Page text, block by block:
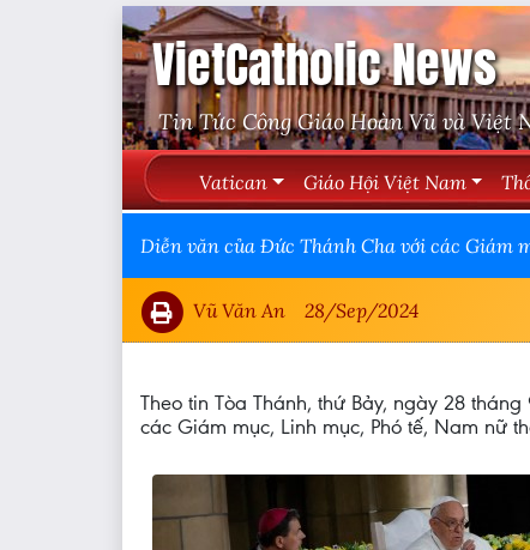
VietCatholic News
Tin Tức Công Giáo Hoàn Vũ và Việt
Vatican Giáo Hội Việt Nam
Diễn văn của Đức Thánh Cha với các Giám
Vũ Văn An 28/Sep/2024
Theo tin Tòa Thánh, thứ Bảy, ngày 28
các Giám mục, Linh mục, Phó tế, Nam nữ